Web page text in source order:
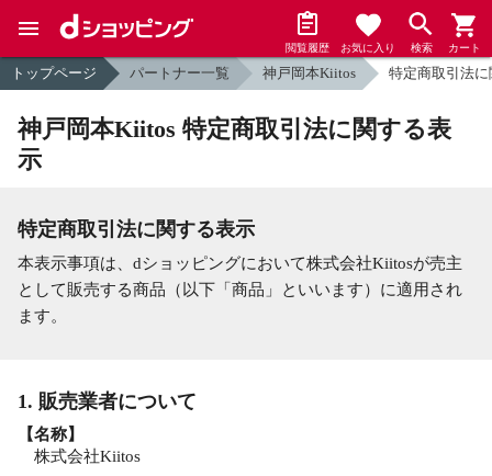
閲覧履歴 お気に入り 検索 カート
トップページ パートナー一覧 神戸岡本Kiitos 特定商取引法
神戸岡本Kiitos 特定商取引法に関する表
示
特定商取引法に関する表示
本表示事項は、dショッピングにおいて株式会社Kiitosが売主
として販売する商品（以下「商品」といいます）に適用され
ます。
1. 販売業者について
【名称】
株式会社Kiitos